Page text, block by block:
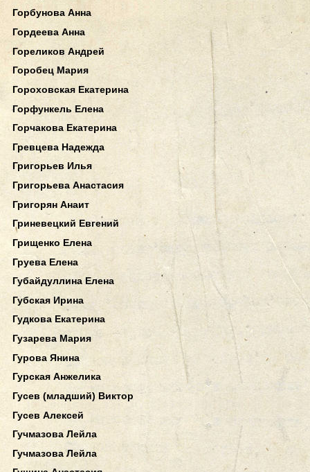
Горбунова Анна
Гордеева Анна
Гореликов Андрей
Горобец Мария
Гороховская Екатерина
Горфункель Елена
Горчакова Екатерина
Гревцева Надежда
Григорьев Илья
Григорьева Анастасия
Григорян Анаит
Гриневецкий Евгений
Грищенко Елена
Груева Елена
Губайдуллина Елена
Губская Ирина
Гудкова Екатерина
Гузарева Мария
Гурова Янина
Гурская Анжелика
Гусев (младший) Виктор
Гусев Алексей
Гучмазова Лейла
Гучмазова Лейла